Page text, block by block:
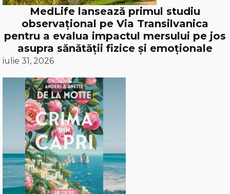
MedLife lansează primul studiu
observațional pe Via Transilvanica
pentru a evalua impactul mersului pe jos
asupra sănătății fizice și emoționale
iulie 31, 2026